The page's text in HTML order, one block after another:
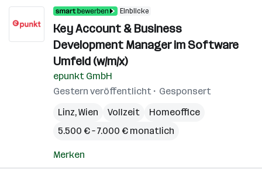
Einblicke
Key Account & Business
Development Manager im Software
Umfeld (w/m/x)
epunkt GmbH
Gestern veröffentlicht
Gesponsert
Linz,Wien Vollzeit
Homeoffice
5.500 € – 7.000 € monatlich
Merken